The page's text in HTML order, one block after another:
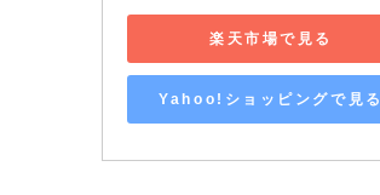
楽天市場で見る
Yahoo!ショッピングで見る